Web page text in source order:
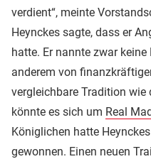
verdient“, meinte
Heynckes sagte, dass er
hatte. Er nannte zwar
anderem von
vergleichbare Tradition wie
könnte es sich um Real
Königlichen hatte
gewonnen. Einen neuen